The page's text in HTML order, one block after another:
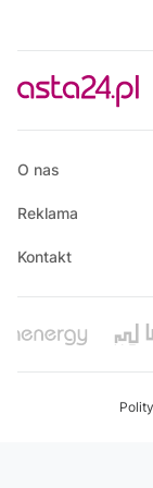
05:15
Rozmowa dnia
05:30
O nas
Reklama
Kontakt